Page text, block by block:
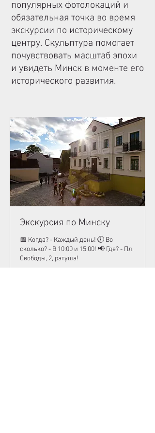
популярных фотолокаций и
обязательная точка во время
экскурсии по историческому
центру. Скульптура помогает
почувствовать масштаб эпохи
и увидеть Минск в моменте его
исторического развития.
Экскурсия по Минску
📅 Когда? - Каждый день! 🕖 Во
сколько? - В 10:00 и 15:00! 📢 Где? - Пл.
Свободы, 2, ратуша!